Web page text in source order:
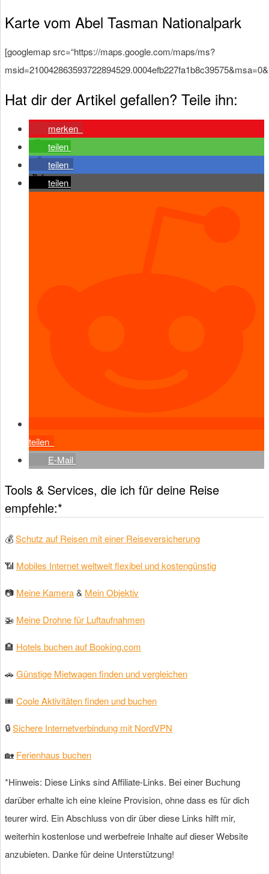
Karte vom Abel Tasman Nationalpark
[googlemap src=“https://maps.google.com/maps/ms?
Hat dir der Artikel gefallen? Teile ihn:
merken
teilen
teilen
teilen
teilen
E-Mail
Tools & Services, die ich für deine Reise
empfehle:*
💰Schutz auf Reisen mit einer Reiseversicherung
📶 Mobiles Internet weltweit flexibel und kostengünstig
📷 Meine Kamera& Mein Objektiv
🚁 Meine Drohne für Luftaufnahmen
🏨 Hotels buchen auf Booking.com
🚗 Günstige Mietwagen finden und vergleichen
🎟 Coole Aktivitäten finden und buchen
🔒Sichere Internetverbindung mit NordVPN
🏡 Ferienhaus buchen
*Hinweis: Diese Links sind Affiliate-Links. Bei einer Buchung
darüber erhalte ich eine kleine Provision, ohne dass es für dich
teurer wird. Ein Abschluss von dir über diese Links hilft mir,
weiterhin kostenlose und werbefreie Inhalte auf dieser Website
anzubieten. Danke für deine Unterstützung!